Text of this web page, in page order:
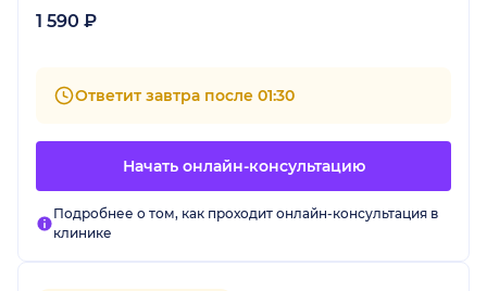
1 590 ₽
Ответит завтра после 01:30
Начать онлайн-консультацию
Подробнее о том, как проходит онлайн-консультация в
клинике